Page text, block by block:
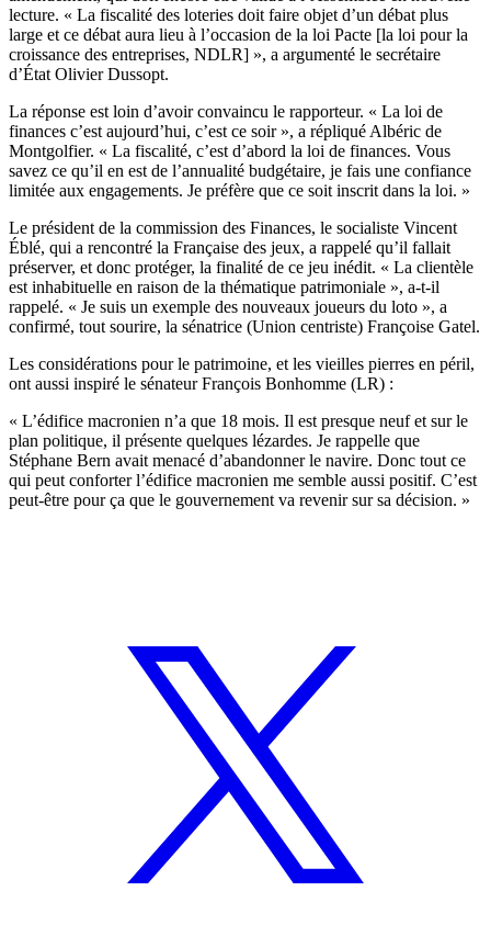
lecture. « La fiscalité des loteries doit faire objet d’un débat plus
large et ce débat aura lieu à l’occasion de la loi Pacte [la loi pour la
croissance des entreprises, NDLR] », a argumenté le secrétaire
d’État Olivier Dussopt.
La réponse est loin d’avoir convaincu le rapporteur. « La loi de
finances c’est aujourd’hui, c’est ce soir », a répliqué Albéric de
Montgolfier. « La fiscalité, c’est d’abord la loi de finances. Vous
savez ce qu’il en est de l’annualité budgétaire, je fais une confiance
limitée aux engagements. Je préfère que ce soit inscrit dans la loi. »
Le président de la commission des Finances, le socialiste Vincent
Éblé, qui a rencontré la Française des jeux, a rappelé qu’il fallait
préserver, et donc protéger, la finalité de ce jeu inédit. « La clientèle
est inhabituelle en raison de la thématique patrimoniale », a-t-il
rappelé. « Je suis un exemple des nouveaux joueurs du loto », a
confirmé, tout sourire, la sénatrice (Union centriste) Françoise Gatel.
Les considérations pour le patrimoine, et les vieilles pierres en péril,
ont aussi inspiré le sénateur François Bonhomme (LR) :
« L’édifice macronien n’a que 18 mois. Il est presque neuf et sur le
plan politique, il présente quelques lézardes. Je rappelle que
Stéphane Bern avait menacé d’abandonner le navire. Donc tout ce
qui peut conforter l’édifice macronien me semble aussi positif. C’est
peut-être pour ça que le gouvernement va revenir sur sa décision. »